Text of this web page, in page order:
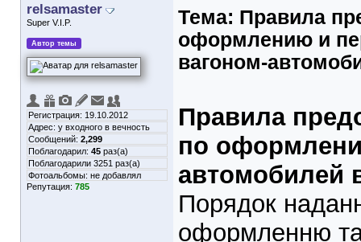
relsamaster
Super V.I.P.
Автор темы
Регистрация: 19.10.2012
Адрес: у входного в вечность
Сообщений: 2,299
Поблагодарил: 45 раз(а)
Поблагодарили 3251 раз(а)
Фотоальбомы: не добавлял
Репутация: 785
Тема: Правила
оформлению и
вагоном-
Правила
по
автомобилей
Порядок
оформленню